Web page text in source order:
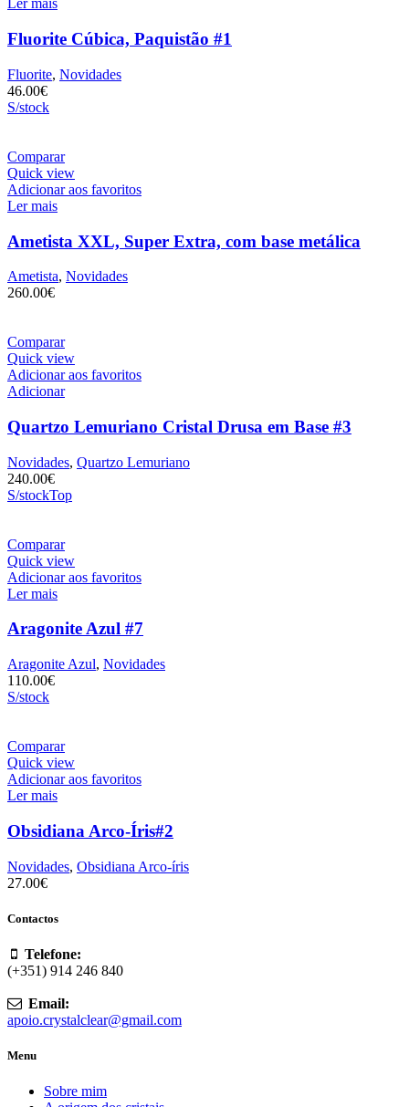
Ler mais
Fluorite Cúbica, Paquistão #1
Fluorite, Novidades
46.00€
S/stock
Comparar
Quick view
Adicionar aos favoritos
Ler mais
Ametista XXL, Super Extra, com base metálica
Ametista, Novidades
260.00€
Comparar
Quick view
Adicionar aos favoritos
Adicionar
Quartzo Lemuriano Cristal Drusa em Base #3
Novidades, Quartzo Lemuriano
240.00€
S/stockTop
Comparar
Quick view
Adicionar aos favoritos
Ler mais
Aragonite Azul #7
Aragonite Azul, Novidades
110.00€
S/stock
Comparar
Quick view
Adicionar aos favoritos
Ler mais
Obsidiana Arco-Íris#2
Novidades, Obsidiana Arco-íris
27.00€
Contactos
Telefone:
(+351) 914 246 840
Email:
apoio.crystalclear@gmail.com
Menu
Sobre mim